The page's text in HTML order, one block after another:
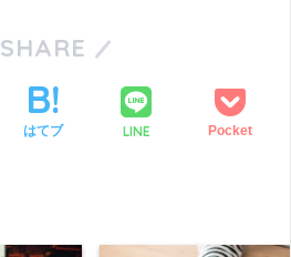
SHARE
はてブ LINE Pocket